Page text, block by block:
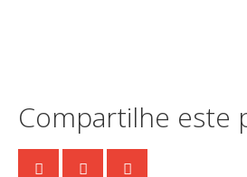
Compartilhe este